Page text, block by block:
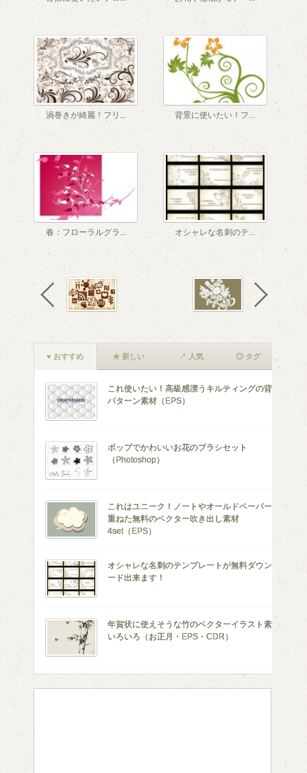
渦巻きが綺麗！フリ... 背景に使いたい！フ...
春：フローラルグラ... オシャレな名刺のテ...
♥ おすすめ ★ 新しい ↗ 人気 ◎ タグ
これ使いたい！高級感漂うキルティングの背景
パターン素材（EPS）
ポップでかわいいお花のブラシセット
（Photoshop）
これはユニーク！ノートやオールドペーパーを
重ねた無料のベクター吹き出し素材
4set（EPS）
オシャレな名刺のテンプレートが無料ダウンロ
ード出来ます！
年賀状に使えそうな竹のベクターイラスト素材
いろいろ（お正月・EPS・CDR）